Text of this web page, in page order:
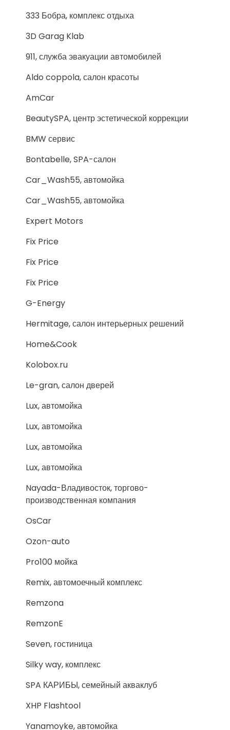
333 Бобра, комплекс отдыха
3D Garag Klab
911, служба эвакуации автомобилей
Aldo coppola, салон красоты
AmCar
BeautySPA, центр эстетической коррекции
BMW сервис
Bontabelle, SPA-салон
Car_Wash55, автомойка
Car_Wash55, автомойка
Expert Motors
Fix Price
Fix Price
Fix Price
G-Energy
Hermitage, салон интерьерных решений
Home&Cook
Kolobox.ru
Le-gran, салон дверей
Lux, автомойка
Lux, автомойка
Lux, автомойка
Lux, автомойка
Nayada-Владивосток, торгово-
производственная компания
OsCar
Ozon-auto
Pro100 мойка
Remix, автомоечный комплекс
Remzona
RemzonE
Seven, гостиница
Silky way, комплекс
SPA КАРИБЫ, семейный акваклуб
XHP Flashtool
Yanamoyke, автомойка